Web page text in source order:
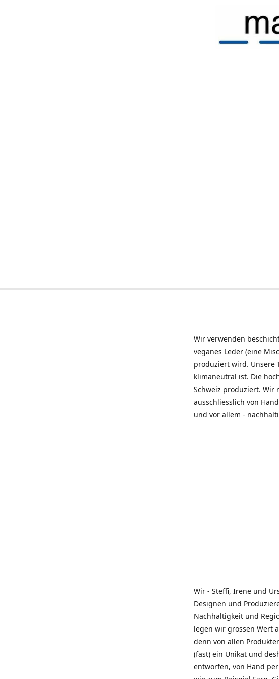
Wir verwenden
veganes Leder (eine
produziert wird. Unsere
klimaneutral ist. Die
Schweiz produziert. Wir
ausschliesslich von
und vor allem -
Wir - Steffi, Irene und
Designen und
Nachhaltigkeit und
legen wir grossen Wert
denn von allen
(fast) ein Unikat und
entworfen, von Hand